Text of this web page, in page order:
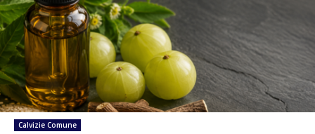
Calvizie Comune